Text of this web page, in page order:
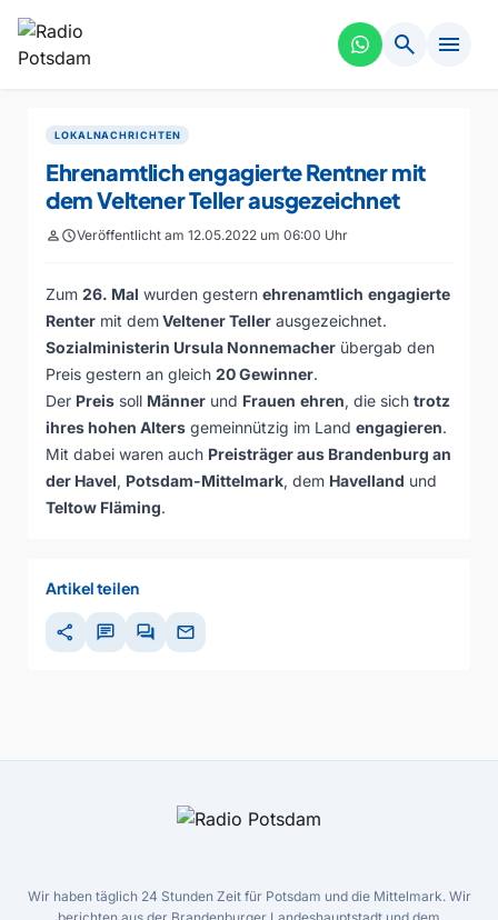
search menu
LOKALNACHRICHTEN
Ehrenamtlich engagierte Rentner mit
dem Veltener Teller ausgezeichnet
personscheduleVeröffentlicht am 12.05.2022 um 06:00 Uhr
Zum 26. Mal wurden gestern ehrenamtlich engagierte
Renter mit demVeltener Teller ausgezeichnet.
Sozialministerin Ursula Nonnemacher übergab den
Preis gestern an gleich 20 Gewinner.
Der Preis soll Männer und Frauen ehren, die sich trotz
ihres hohen Alters gemeinnützig im Land engagieren.
Mit dabei waren auch Preisträger aus Brandenburg an
der Havel, Potsdam-Mittelmark, dem Havelland und
Teltow Fläming.
Artikel teilen
share chat forum mail
Wir haben täglich 24 Stunden Zeit für Potsdam und die Mittelmark. Wir